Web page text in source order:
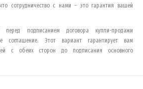
сотрудничество с нами – это гарантия вашей
перед подписанием договора купли-продажи
соглашение. Этот вариант гарантирует вам
с обеих сторон до подписания основного